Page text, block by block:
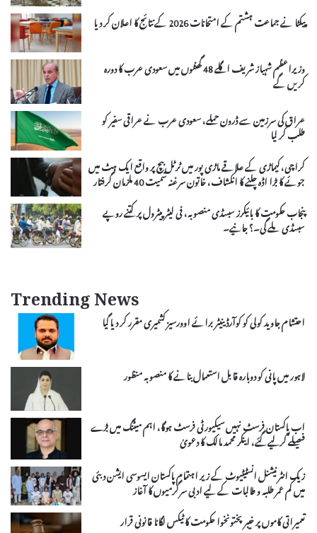
پیکٹا نے جماعت ہشتم کے امتحانات 2026 کے نتائج کا اعلان کر دیا
وزیراعظم شہباز شریف اگلے 48 گھنٹوں میں سعودی عرب کا دورہ
کریں گے
عراق کی سرزمین سے ڈرون حملے، سعودی عرب نے عراقی سفیر کو
طلب کر لیا
کراچی، کیماڑی کے علاقے ماڑی پور میں ٹرٹل بیچ پر واقع ایک ہٹ میں
جوئے کا بڑا اڈہ چلنے کا انکشاف، خاتون سرغنہ سمیت 40 ملزمان گرفتار
پنجاب حکومت کا بائیکرز سبسڈی منصوبہ، فی لیٹر پیٹرول پر کتنے روپے
سبسڈی ملے گی۔؟ جانیے۔
Trending News
احتشام جاوید کولی کو کوآرڈینیٹر برائے اوورسیز کشمیری مقرر کر دیا گیا
لاہور میں پانی کو دوبارہ قابل استعمال بنانے کا منصوبہ منظور
اب پاکستان فرسٹ نہیں سیکیورٹی فرسٹ ہوگا، اہم میٹنگ میں بڑے
فیصلے کرلیے گئے، اینکر محمد مالک کا دعویٰ
زیک انٹرنیشنل انسٹیٹیوٹ کے زیر اہتمام پاکستان ایسوسی ایشن دبئی
میں کم عمر طلبہ و طالبات کے لیے ادبی سرگرمیوں کا آغاز
تعمیراتی کاموں پر خیبر پختونخوا حکومت کا ٹیکس لگانا قانونی قرار